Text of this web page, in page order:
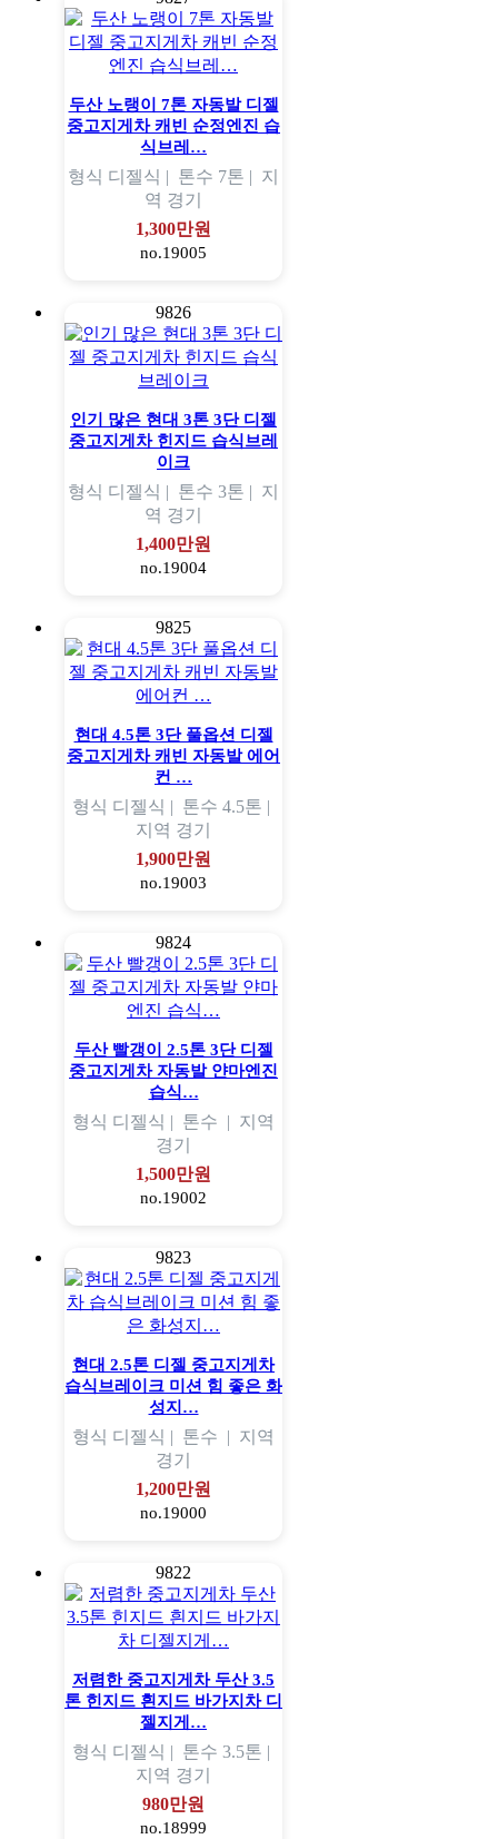
두산 노랭이 7톤 자동발 디젤
중고지게차 캐빈 순정엔진 습
식브레…
형식 디젤식 | 톤수 7톤 | 지
역 경기
1,300만원
no.19005
9826
인기 많은 현대 3톤 3단 디젤
중고지게차 힌지드 습식브레
이크
형식 디젤식 | 톤수 3톤 | 지
역 경기
1,400만원
no.19004
9825
현대 4.5톤 3단 풀옵션 디젤
중고지게차 캐빈 자동발 에어
컨 …
형식 디젤식 | 톤수 4.5톤 |
지역 경기
1,900만원
no.19003
9824
두산 빨갱이 2.5톤 3단 디젤
중고지게차 자동발 얀마엔진
습식…
형식 디젤식 | 톤수 | 지역
경기
1,500만원
no.19002
9823
현대 2.5톤 디젤 중고지게차
습식브레이크 미션 힘 좋은 화
성지…
형식 디젤식 | 톤수 | 지역
경기
1,200만원
no.19000
9822
저렴한 중고지게차 두산 3.5
톤 힌지드 흰지드 바가지차 디
젤지게…
형식 디젤식 | 톤수 3.5톤 |
지역 경기
980만원
no.18999